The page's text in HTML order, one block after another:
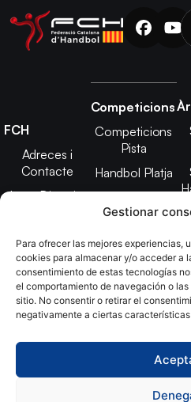
Gestionar
Para ofrecer las mejores experiencias,
cookies para almacenar y/o acceder a
consentimiento de estas tecnologías
el comportamiento de navegación o
sitio. No consentir o retirar el
negativamente a ciertas
FCH
Adreces i
Contacte
Junta Directiva
2025
Estatuts
Transparència
Imatge
Competicions
Competicions
Pista
Handbol Platja
Copyright © 2024, Federació
por